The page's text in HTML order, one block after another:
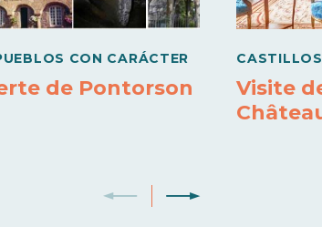
CON CARÁCTER
de Pontorson
CASTILLOS
Visite